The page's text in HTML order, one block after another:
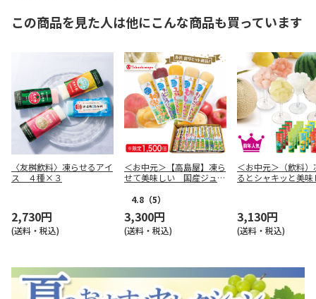
この商品を見た人は他にこんな商品も買っています
〈友桝飲料〉凍らせるアイ
ス ４種×３
2,730円
(送料・税込)
＜お中元＞【高島屋】凍ら
せて美味しい 国産ジュー
4.8 （5）
3,300円
(送料・税込)
＜お中元＞（飲料）
るとシャキッと美
3,130円
(送料・税込)